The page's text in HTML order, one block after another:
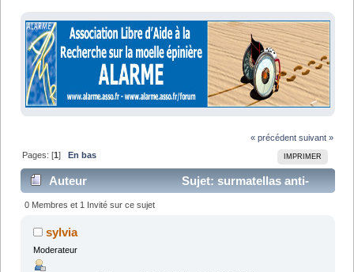
« précédent suivant »
IMPRIMER
Pages: [1] En bas
Auteur
Sujet: surmatellas anti-
escarre (Lu 9647 fois)
0 Membres et 1 Invité sur ce sujet
sylvia
Moderateur